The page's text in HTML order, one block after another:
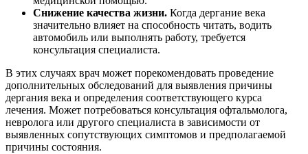
Снижение качества жизни. Когда дергание века
значительно влияет на способность читать, водить
автомобиль или выполнять работу, требуется
консультация специалиста.
В этих случаях врач может порекомендовать проведение
дополнительных обследований для выявления причины
дергания века и определения соответствующего курса
лечения. Может потребоваться консультация офтальмолога,
невролога или другого специалиста в зависимости от
выявленных сопутствующих симптомов и предполагаемой
причины состояния.